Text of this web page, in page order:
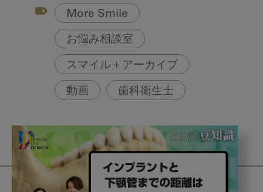
More Smile
お悩み相談室
スマイル＋アーカイブ
動画 歯科衛生士